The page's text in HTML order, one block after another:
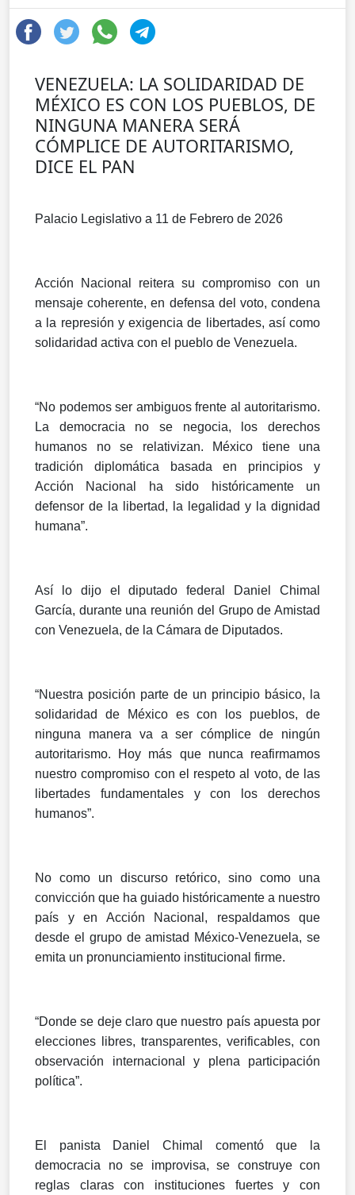
VENEZUELA: LA SOLIDARIDAD DE
MÉXICO ES CON LOS PUEBLOS, DE
NINGUNA MANERA SERÁ
CÓMPLICE DE AUTORITARISMO,
DICE EL PAN
Palacio Legislativo a 11 de Febrero de 2026
Acción Nacional reitera su compromiso con un
mensaje coherente, en defensa del voto, condena
a la represión y exigencia de libertades, así como
solidaridad activa con el pueblo de Venezuela.
“No podemos ser ambiguos frente al autoritarismo.
La democracia no se negocia, los derechos
humanos no se relativizan. México tiene una
tradición diplomática basada en principios y
Acción Nacional ha sido históricamente un
defensor de la libertad, la legalidad y la dignidad
humana”.
Así lo dijo el diputado federal Daniel Chimal
García, durante una reunión del Grupo de Amistad
con Venezuela, de la Cámara de Diputados.
“Nuestra posición parte de un principio básico, la
solidaridad de México es con los pueblos, de
ninguna manera va a ser cómplice de ningún
autoritarismo. Hoy más que nunca reafirmamos
nuestro compromiso con el respeto al voto, de las
libertades fundamentales y con los derechos
humanos”.
No como un discurso retórico, sino como una
convicción que ha guiado históricamente a nuestro
país y en Acción Nacional, respaldamos que
desde el grupo de amistad México-Venezuela, se
emita un pronunciamiento institucional firme.
“Donde se deje claro que nuestro país apuesta por
elecciones libres, transparentes, verificables, con
observación internacional y plena participación
política”.
El panista Daniel Chimal comentó que la
democracia no se improvisa, se construye con
reglas claras con instituciones fuertes y con